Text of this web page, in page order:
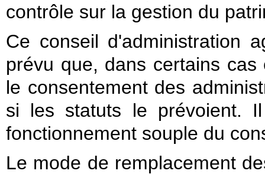
contrôle sur la gestion du
Ce conseil d'administration
prévu que, dans certains
le consentement des
si les statuts le prévoient.
fonctionnement souple du
Le mode de remplacement